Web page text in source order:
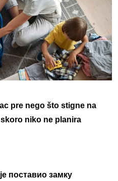
pre nego što stigne na
niko ne planira
поставио замку